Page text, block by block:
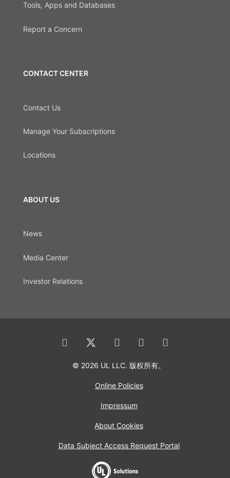
Tools, Apps and Databases
Report a Concern
CONTACT CENTER
Contact Us
Manage Your Subscriptions
Locations
ABOUT US
News
Media Center
Investor Relations
© 2026 UL LLC. 版权所有。
Online Policies
Impressum
About Cookies
Data Subject Access Request Portal